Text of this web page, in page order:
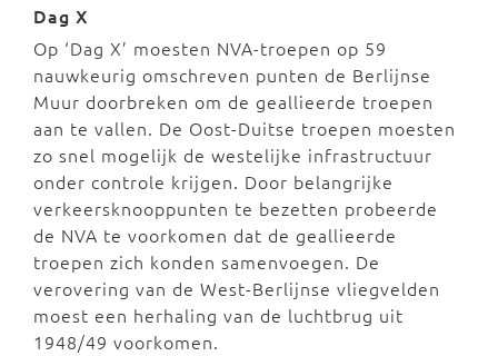
Dag X
Op ‘Dag X’ moesten NVA-troepen op 59
nauwkeurig omschreven punten de Berlijnse
Muur doorbreken om de geallieerde troepen
aan te vallen. De Oost-Duitse troepen moesten
zo snel mogelijk de westelijke infrastructuur
onder controle krijgen. Door belangrijke
verkeersknooppunten te bezetten probeerde
de NVA te voorkomen dat de geallieerde
troepen zich konden samenvoegen. De
verovering van de West-Berlijnse vliegvelden
moest een herhaling van de luchtbrug uit
1948/49 voorkomen.